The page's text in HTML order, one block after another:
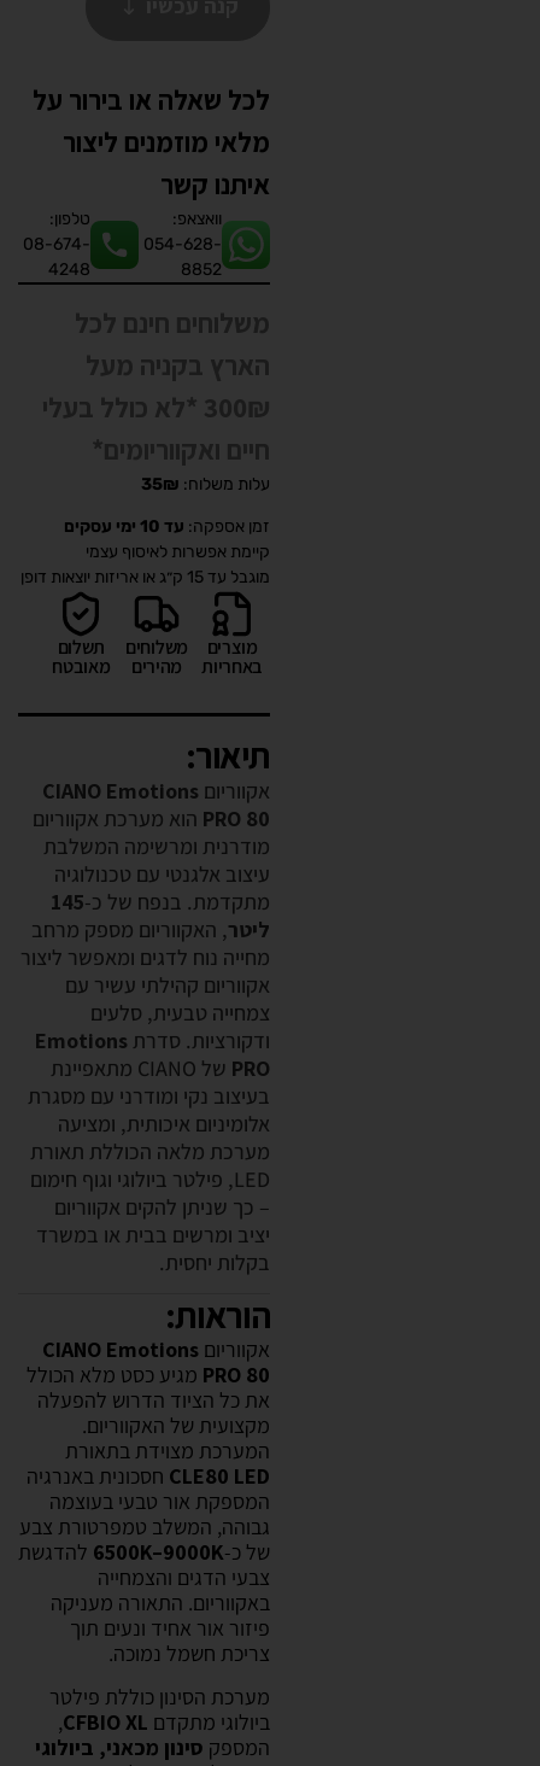
לכל שאלה או בירור על
מלאי מוזמנים ליצור
איתנו קשר
וואצאפ:
054-628-
8852
טלפון:
08-674-
4248
משלוחים חינם לכל
הארץ בקניה מעל
300₪ *לא כולל בעלי
חיים ואקווריומים*
עלות משלוח: 35₪
זמן אספקה: עד 10 ימי עסקים
קיימת אפשרות לאיסוף עצמי
מוגבל עד 15 ק״ג או אריזות יוצאות דופן
מוצרים
באחריות
משלוחים
מהירים
תשלום
מאובטח
תיאור:
אקווריום CIANO Emotions
PRO 80 הוא מערכת אקווריום
מודרנית ומרשימה המשלבת
עיצוב אלגנטי עם טכנולוגיה
מתקדמת. בנפח של כ-145
ליטר, האקווריום מספק מרחב
מחייה נוח לדגים ומאפשר ליצור
אקווריום קהילתי עשיר עם
צמחייה טבעית, סלעים
ודקורציות. סדרת Emotions
PRO
של CIANO מתאפיינת
בעיצוב נקי ומודרני עם מסגרת
אלומיניום איכותית, ומציעה
מערכת מלאה הכוללת תאורת
LED, פילטר ביולוגי וגוף חימום
– כך שניתן להקים אקווריום
יציב ומרשים בבית או במשרד
בקלות יחסית.
הוראות:
אקווריום CIANO Emotions
PRO 80 מגיע כסט מלא הכולל
את כל הציוד הדרוש להפעלה
מקצועית של האקווריום.
המערכת מצוידת בתאורת
CLE80 LED חסכונית באנרגיה
המספקת אור טבעי בעוצמה
גבוהה, המשלב טמפרטורת צבע
של כ-6500K–9000K להדגשת
צבעי הדגים והצמחייה
באקווריום. התאורה מעניקה
פיזור אור אחיד ונעים תוך
צריכת חשמל נמוכה.
מערכת הסינון כוללת פילטר
ביולוגי מתקדם CFBIO XL
,
המספק סינון מכאני, ביולוגי